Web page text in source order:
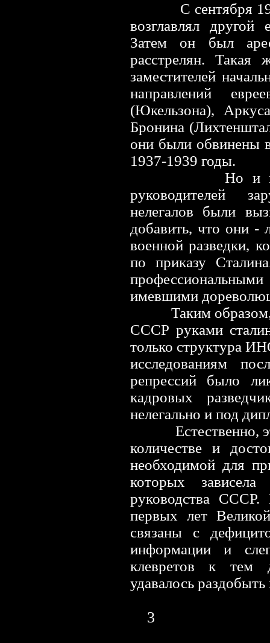
С сентября
возглавлял другой
Затем он был
расстрелян. Такая
заместителей
направлений
(Юкельзона),
Бронина
они были обвинены
1937-1939 годы.
Но и
руководителей
нелегалов были
добавить, что они -
военной разведки,
по приказу
имевшими
Таким
СССР руками
только структура
исследованиям
репрессий было
кадровых
нелегально и под
Естественно,
количестве и
необходимой для
которых
руководства СССР.
первых лет
связаны с
информации и
клевретов к тем
удавалось
3